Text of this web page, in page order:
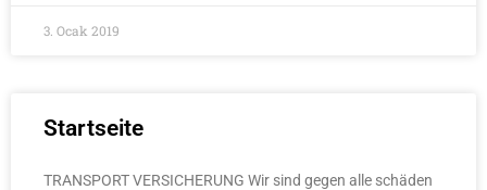
3. Ocak 2019
Startseite
TRANSPORT VERSICHERUNG Wir sind gegen alle schäden